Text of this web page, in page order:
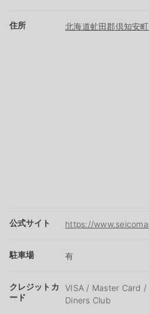
住所 北海道虻田郡倶知安
公式サイト https://
駐車場 有
クレジットカ
ード
VISA / Master Card
Diners Club